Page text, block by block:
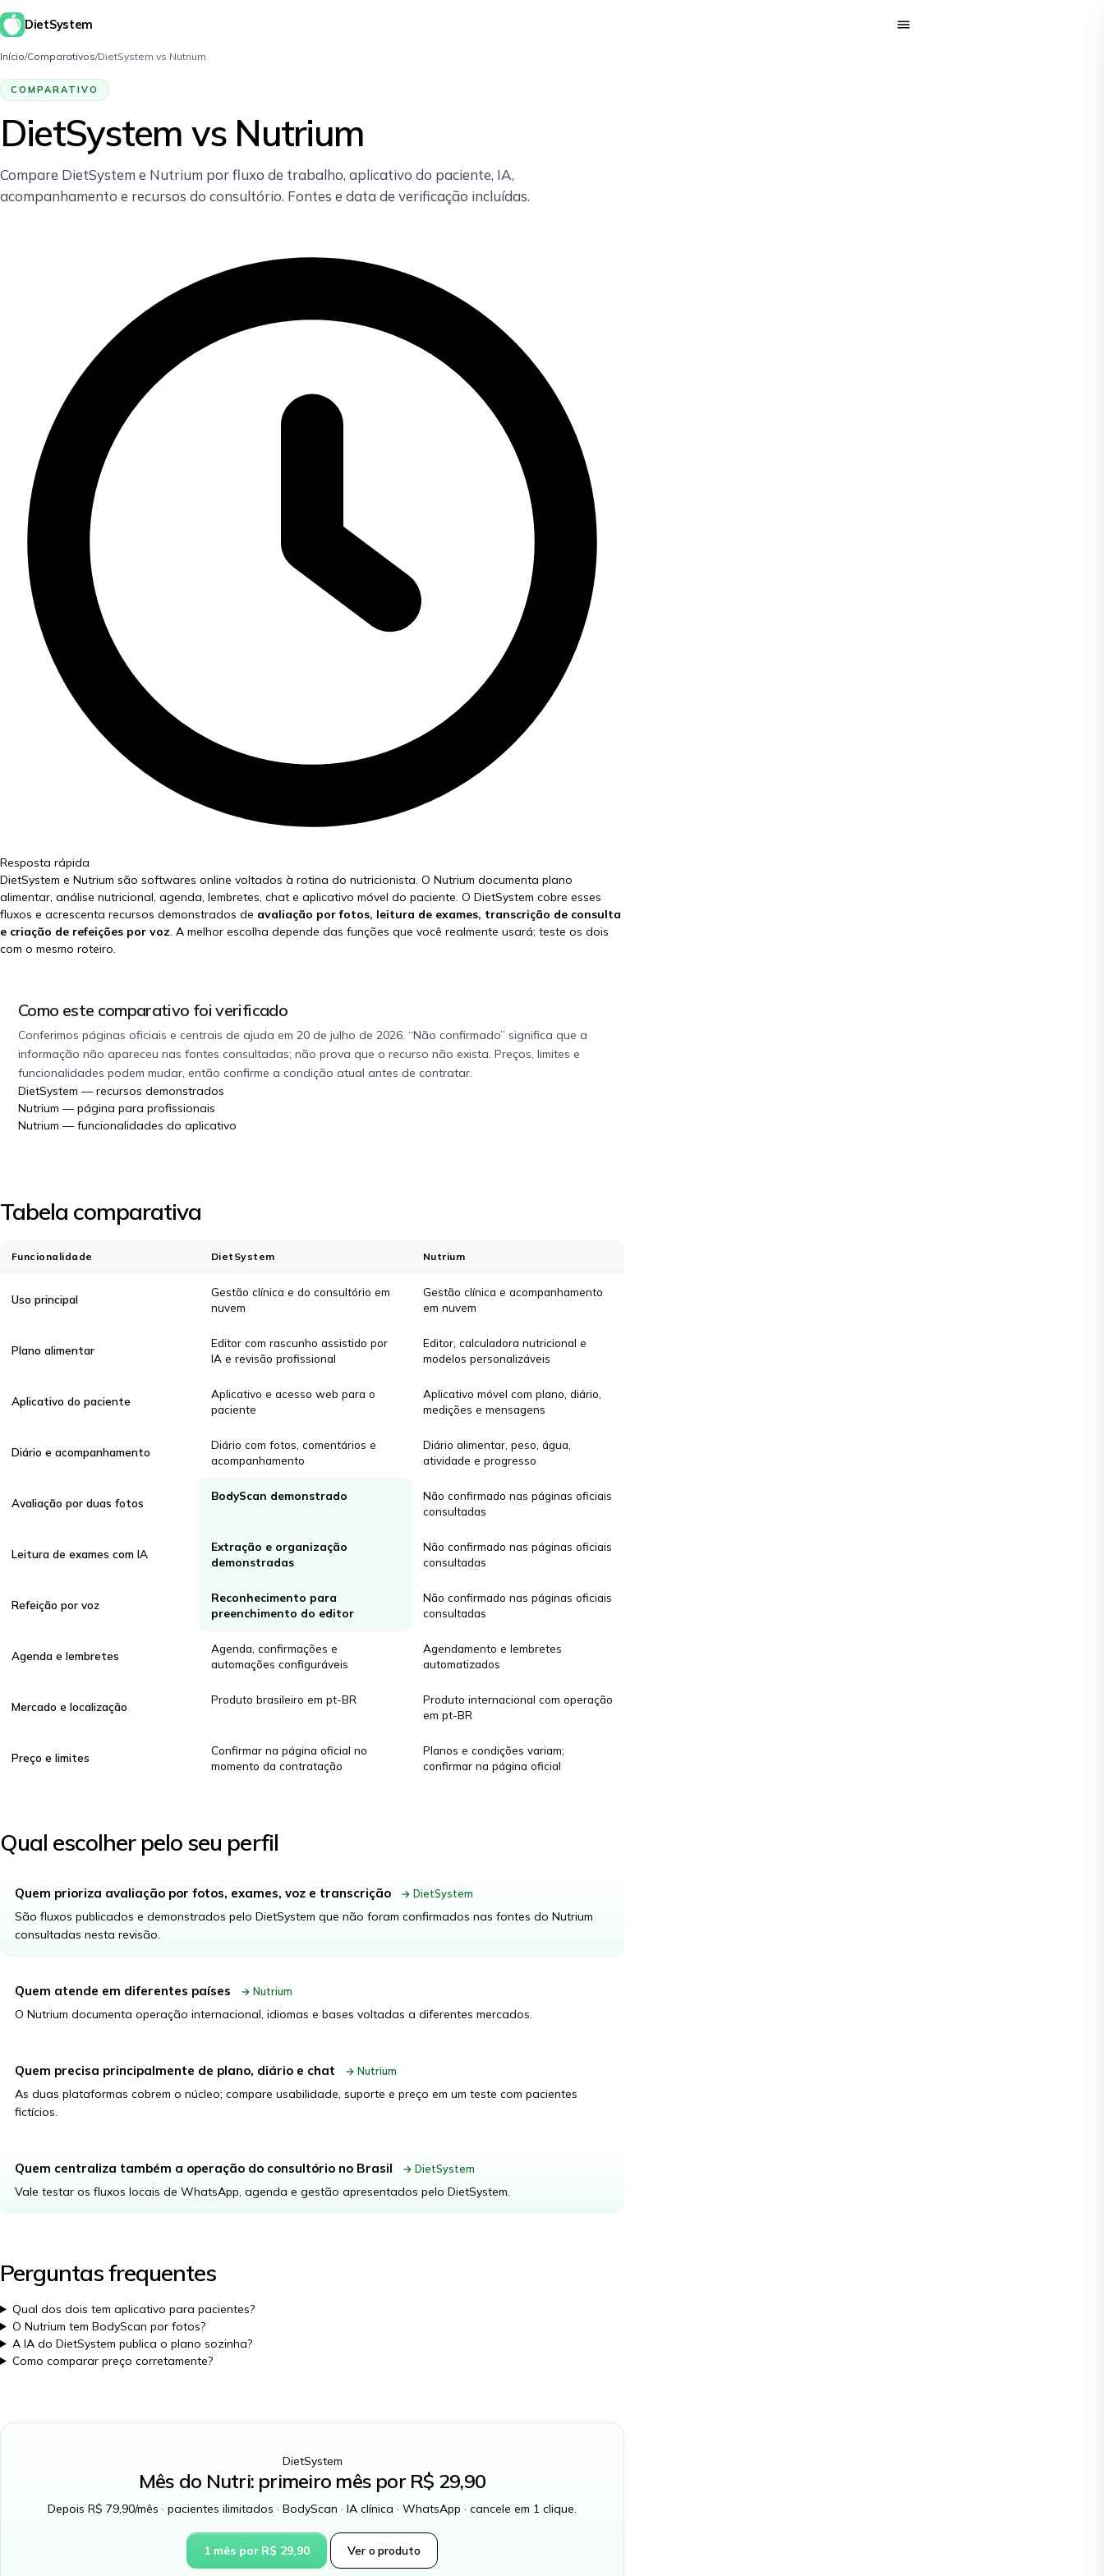
DietSystem
Início/Comparativos/DietSystem vs Nutrium
COMPARATIVO
DietSystem vs Nutrium
Compare DietSystem e Nutrium por fluxo de trabalho, aplicativo do paciente, IA,
acompanhamento e recursos do consultório. Fontes e data de verificação incluídas.
Resposta rápida
DietSystem e Nutrium são softwares online voltados à rotina do nutricionista. O Nutrium documenta plano
alimentar, análise nutricional, agenda, lembretes, chat e aplicativo móvel do paciente. O DietSystem cobre esses
fluxos e acrescenta recursos demonstrados de avaliação por fotos, leitura de exames, transcrição de consulta
e criação de refeições por voz. A melhor escolha depende das funções que você realmente usará; teste os dois
com o mesmo roteiro.
Como este comparativo foi verificado
Conferimos páginas oficiais e centrais de ajuda em 20 de julho de 2026. “Não confirmado” significa que a
informação não apareceu nas fontes consultadas; não prova que o recurso não exista. Preços, limites e
funcionalidades podem mudar, então confirme a condição atual antes de contratar.
DietSystem — recursos demonstrados
Nutrium — página para profissionais
Nutrium — funcionalidades do aplicativo
Tabela comparativa
Funcionalidade DietSystem Nutrium
Uso principal
Gestão clínica e do consultório em
nuvem
Gestão clínica e acompanhamento
em nuvem
Plano alimentar
Editor com rascunho assistido por
IA e revisão profissional
Editor, calculadora nutricional e
modelos personalizáveis
Aplicativo do paciente
Aplicativo e acesso web para o
paciente
Aplicativo móvel com plano, diário,
medições e mensagens
Diário e acompanhamento
Diário com fotos, comentários e
acompanhamento
Diário alimentar, peso, água,
atividade e progresso
Avaliação por duas fotos
BodyScan demonstrado
Não confirmado nas páginas oficiais
consultadas
Leitura de exames com IA
Extração e organização
demonstradas
Não confirmado nas páginas oficiais
consultadas
Refeição por voz
Reconhecimento para
preenchimento do editor
Não confirmado nas páginas oficiais
consultadas
Agenda e lembretes
Agenda, confirmações e
automações configuráveis
Agendamento e lembretes
automatizados
Mercado e localização
Produto brasileiro em pt-BR
Produto internacional com operação
em pt-BR
Preço e limites
Confirmar na página oficial no
momento da contratação
Planos e condições variam;
confirmar na página oficial
Qual escolher pelo seu perfil
Quem prioriza avaliação por fotos, exames, voz e transcrição → DietSystem
São fluxos publicados e demonstrados pelo DietSystem que não foram confirmados nas fontes do Nutrium
consultadas nesta revisão.
Quem atende em diferentes países → Nutrium
O Nutrium documenta operação internacional, idiomas e bases voltadas a diferentes mercados.
Quem precisa principalmente de plano, diário e chat → Nutrium
As duas plataformas cobrem o núcleo; compare usabilidade, suporte e preço em um teste com pacientes
fictícios.
Quem centraliza também a operação do consultório no Brasil → DietSystem
Vale testar os fluxos locais de WhatsApp, agenda e gestão apresentados pelo DietSystem.
Perguntas frequentes
Qual dos dois tem aplicativo para pacientes?
O Nutrium tem BodyScan por fotos?
A IA do DietSystem publica o plano sozinha?
Como comparar preço corretamente?
DietSystem
Mês do Nutri: primeiro mês por R$ 29,90
Depois R$ 79,90/mês · pacientes ilimitados · BodyScan · IA clínica · WhatsApp · cancele em 1 clique.
1 mês por R$ 29,90 Ver o produto